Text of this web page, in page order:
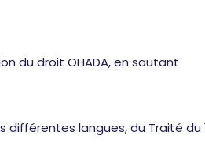
du droit OHADA, en sautant
différentes langues, du Traité du